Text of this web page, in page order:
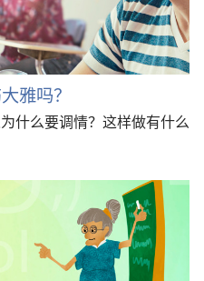
雅吗？
什么要调情？这样做有什么